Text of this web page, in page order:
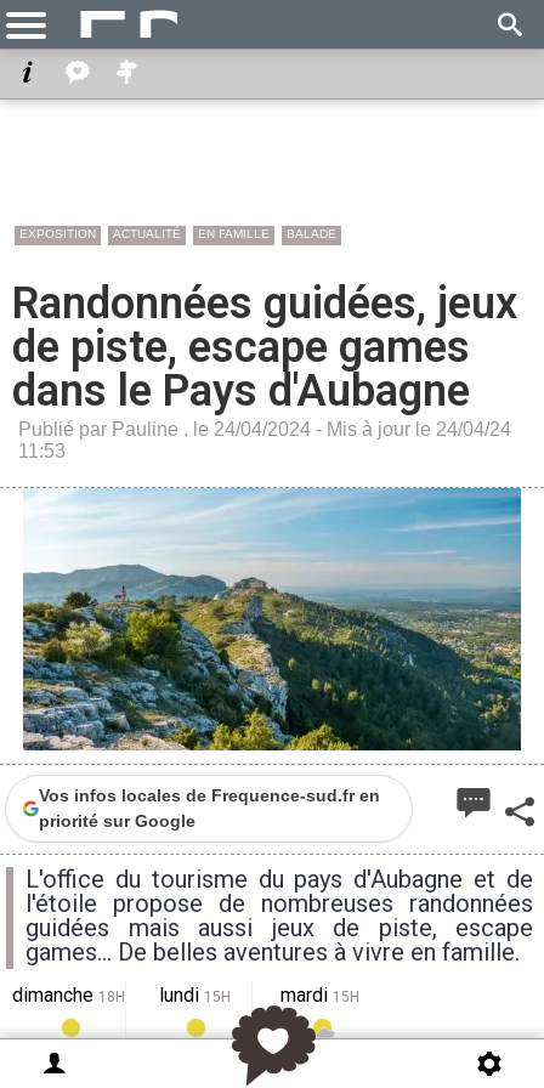
EXPOSITION ACTUALITÉ EN FAMILLE BALADE
Randonnées guidées, jeux
de piste, escape games
dans le Pays d'Aubagne
Publié par Pauline . le 24/04/2024 - Mis à jour le 24/04/24
11:53
Vos infos locales de Frequence-sud.fr en
priorité sur Google
L'office du tourisme du pays d'Aubagne et de
l'étoile propose de nombreuses randonnées
guidées mais aussi jeux de piste, escape
games... De belles aventures à vivre en famille.
dimanche 18H
32°
lundi 15H mardi 15H
31°